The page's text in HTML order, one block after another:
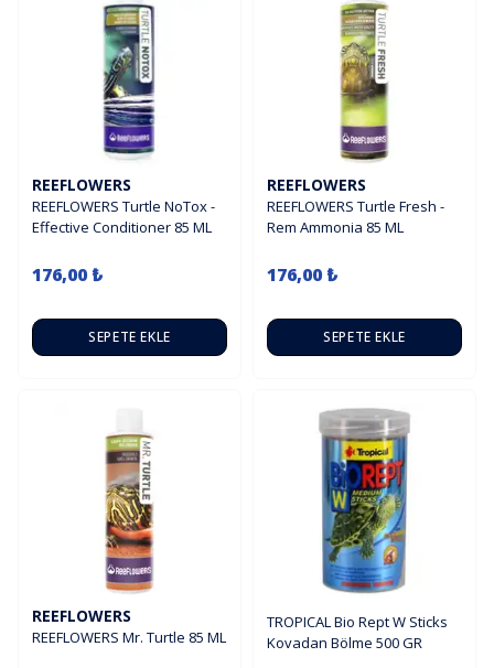
REEFLOWERS
REEFLOWERS Turtle NoTox -
Effective Conditioner 85 ML
176,00 ₺
SEPETE EKLE
REEFLOWERS
REEFLOWERS Turtle Fresh -
Rem Ammonia 85 ML
176,00 ₺
SEPETE EKLE
REEFLOWERS
REEFLOWERS Mr. Turtle 85 ML
TROPICAL Bio Rept W Sticks
Kovadan Bölme 500 GR